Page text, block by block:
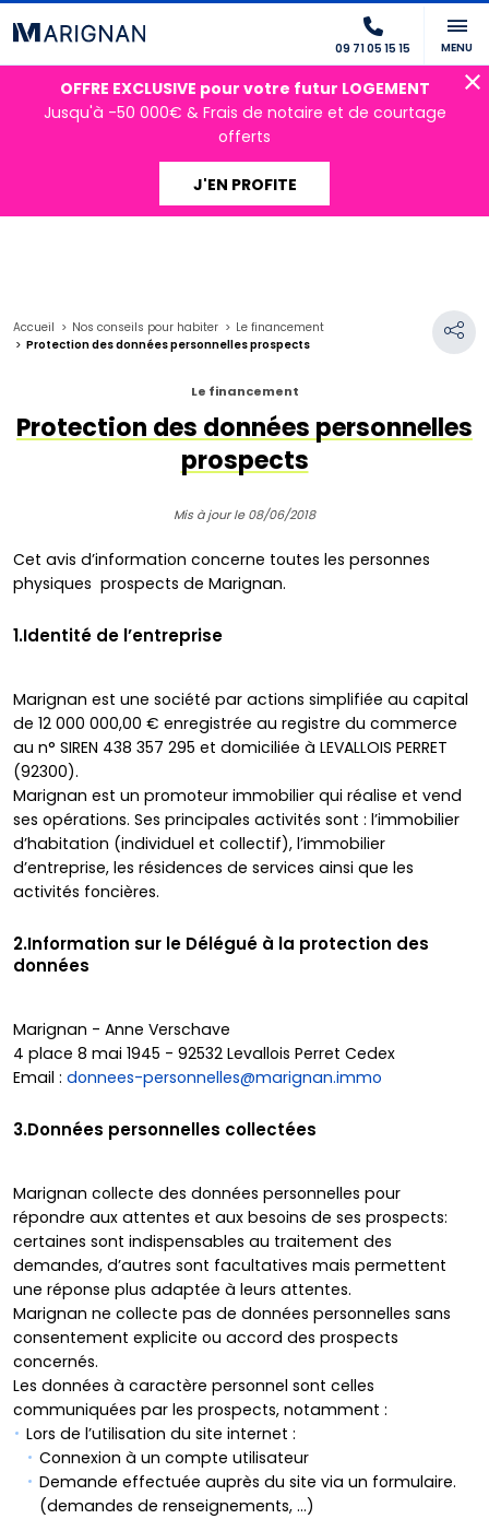
09 71 05 15 15 MENU
OFFRE EXCLUSIVE pour votre futur LOGEMENT
Jusqu'à -50 000€ & Frais de notaire et de courtage
offerts
J'EN PROFITE
Accueil Nos conseils pour habiter
Le financement
Protection des données personnelles prospects
Le financement
Protection des données personnelles
prospects
Mis à jour le 08/06/2018
Cet avis d’information concerne toutes les personnes
physiques prospects de Marignan.
1.Identité de l’entreprise
Marignan est une société par actions simplifiée au capital
de 12 000 000,00 € enregistrée au registre du commerce
au n° SIREN 438 357 295 et domiciliée à LEVALLOIS PERRET
(92300).
Marignan est un promoteur immobilier qui réalise et vend
ses opérations. Ses principales activités sont : l’immobilier
d’habitation (individuel et collectif), l’immobilier
d’entreprise, les résidences de services ainsi que les
activités foncières.
2.Information sur le Délégué à la protection des
données
Marignan - Anne Verschave
4 place 8 mai 1945 - 92532 Levallois Perret Cedex
Email : donnees-personnelles@marignan.immo
3.Données personnelles collectées
Marignan collecte des données personnelles pour
répondre aux attentes et aux besoins de ses prospects:
certaines sont indispensables au traitement des
demandes, d’autres sont facultatives mais permettent
une réponse plus adaptée à leurs attentes.
Marignan ne collecte pas de données personnelles sans
consentement explicite ou accord des prospects
concernés.
Les données à caractère personnel sont celles
communiquées par les prospects, notamment :
Lors de l’utilisation du site internet :
Connexion à un compte utilisateur
Demande effectuée auprès du site via un formulaire.
(demandes de renseignements, …)